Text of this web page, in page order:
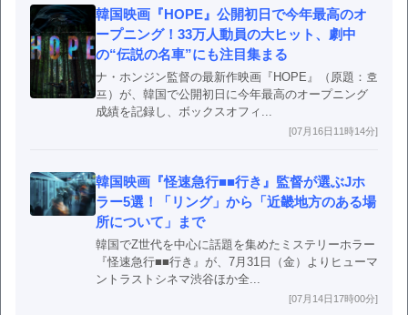
韓国映画『HOPE』公開初日で今年最高のオ
ープニング！33万人動員の大ヒット、劇中
の“伝説の名車”にも注目集まる
ナ・ホンジン監督の最新作映画『HOPE』（原題：호
프）が、韓国で公開初日に今年最高のオープニング
成績を記録し、ボックスオフィ...
[07月16日11時14分]
韓国映画『怪速急行■■行き』監督が選ぶJホ
ラー5選！「リング」から「近畿地方のある場
所について」まで
韓国でZ世代を中心に話題を集めたミステリーホラー
『怪速急行■■行き』が、7月31日（金）よりヒューマ
ントラストシネマ渋谷ほか全...
[07月14日17時00分]